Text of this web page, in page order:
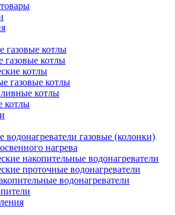
газовые котлы
газовые котлы
котлы
газовые котлы
котлы
котлы
водонагреватели газовые (колонки)
нагрева
накопительные водонагреватели
проточные водонагреватели
водонагреватели